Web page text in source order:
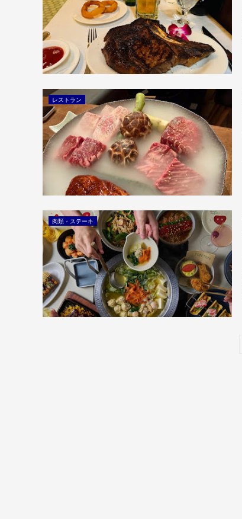
レストラン
肉類・ステーキ